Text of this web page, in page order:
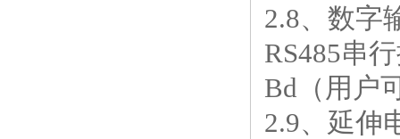
2.8、数字
RS485串
Bd（用户
2.9、延伸